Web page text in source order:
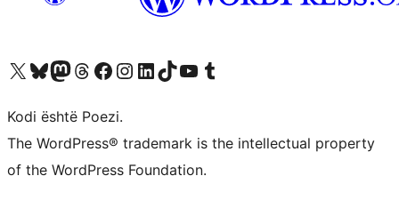
Vizitoni llogarinë tonë X (ish Twitter)
Vizitoni llogarinë tonë Bluesky
Vizitoni llogarinë tonë Mastodon
Vizitoni llogarinë tonë Threads
Vizitoni faqen tonë në Facebook
Vizitoni llogarinë tonë Instagram
Vizitoni llogarinë tonë LinkedIn
Vizitoni llogarinë tonë TikTok
Vizitoni kanalin tonë YouTube
Vizitoni llogarinë tonë Tumblr
Kodi është Poezi.
The WordPress® trademark is the intellectual property
of the WordPress Foundation.